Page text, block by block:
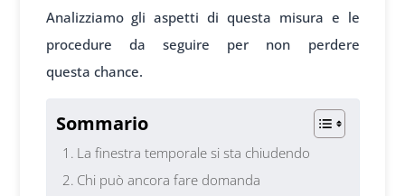
Analizziamo gli aspetti di questa misura e le
procedure da seguire per non perdere
questa chance.
Sommario
La finestra temporale si sta chiudendo
Chi può ancora fare domanda